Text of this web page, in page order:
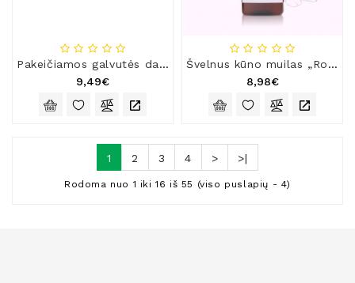
Pakeičiamos galvutės dantų šepetėliui „Radius Source“, vidutinio kietumo šereliais
9,49€
Švelnus kūno muilas „Rožės purslai“
8,98€
1 2 3 4 > >|
Rodoma nuo 1 iki 16 iš 55 (viso puslapių - 4)